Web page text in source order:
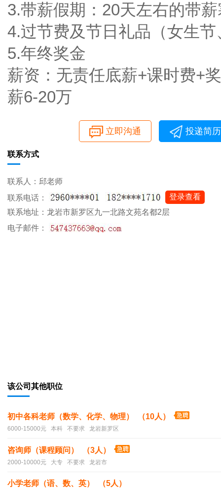
3.带薪假期：20天左右的带
4.过节费及节日礼品（女生
5.年终奖金
薪资：无责任底薪+课时费+
薪6-20万
立即沟通 投递简历
联系方式
联系人：邱老师
联系电话：
登录查看
联系地址：龙岩市新罗区九一北路文苑名都2层
电子邮件：
该公司其他职位
初中各科老师（数学、化学、物理） （10人）
6000-15000元 本科 不要求 龙岩新罗区
咨询师（课程顾问） （3人）
2000-10000元 大专 不要求 龙岩市
小学老师（语、数、英） （5人）